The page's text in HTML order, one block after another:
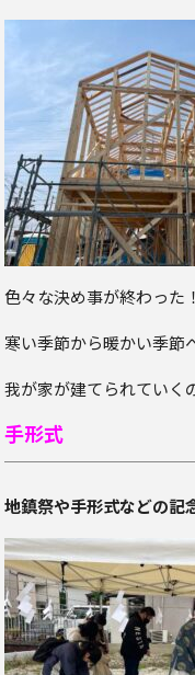
色々な決め事が終わった
寒い季節から暖かい季節
我が家が建てられていく
手形式
地鎮祭や手形式などの記